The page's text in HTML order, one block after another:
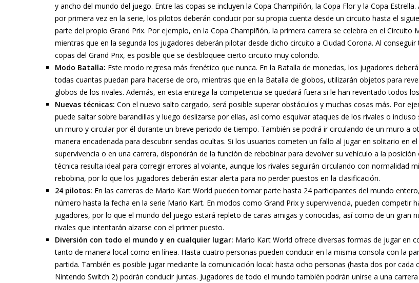
y ancho del mundo del juego. Entre las copas se incluyen la Copa Champiñón, la Copa Flor y la Copa Estrella.
por primera vez en la serie, los pilotos deberán conducir por su propia cuenta desde un circuito hasta el
parte del propio Grand Prix. Por ejemplo, en la Copa Champiñón, la primera carrera se celebra en el Circuito
mientras que en la segunda los jugadores deberán pilotar desde dicho circuito a Ciudad Corona. Al conseguir
copas del Grand Prix, es posible que se desbloquee cierto circuito muy colorido.
Modo Batalla: Este modo regresa más frenético que nunca. En la Batalla de monedas, los jugadores
todas cuantas puedan para hacerse de oro, mientras que en la Batalla de globos, utilizarán objetos para
globos de los rivales. Además, en esta entrega la competencia se quedará fuera si le han reventado todos
Nuevas técnicas: Con el nuevo salto cargado, será posible superar obstáculos y muchas cosas más. Por
puede saltar sobre barandillas y luego deslizarse por ellas, así como esquivar ataques de los rivales o incluso
un muro y circular por él durante un breve periodo de tiempo. También se podrá ir circulando de un muro a
manera encadenada para descubrir sendas ocultas. Si los usuarios cometen un fallo al jugar en solitario en
supervivencia o en una carrera, dispondrán de la función de rebobinar para devolver su vehículo a la posición
técnica resulta ideal para corregir errores al volante, aunque los rivales seguirán circulando con normalidad
rebobina, por lo que los jugadores deberán estar alerta para no perder puestos en la clasificación.
24 pilotos: En las carreras de Mario Kart World pueden tomar parte hasta 24 participantes del mundo
número hasta la fecha en la serie Mario Kart. En modos como Grand Prix y supervivencia, pueden competir
jugadores, por lo que el mundo del juego estará repleto de caras amigas y conocidas, así como de un gran
rivales que intentarán alzarse con el primer puesto.
Diversión con todo el mundo y en cualquier lugar: Mario Kart World ofrece diversas formas de jugar en
tanto de manera local como en línea. Hasta cuatro personas pueden conducir en la misma consola con la
partida. También es posible jugar mediante la comunicación local: hasta ocho personas (hasta dos por cada
Nintendo Switch 2) podrán conducir juntas. Jugadores de todo el mundo también podrán unirse a una